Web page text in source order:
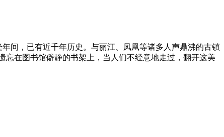
间，已有近千年历史。与丽江、凤凰等诸多人声鼎沸的古镇
在图书馆僻静的书架上，当人们不经意地走过，翻开这美